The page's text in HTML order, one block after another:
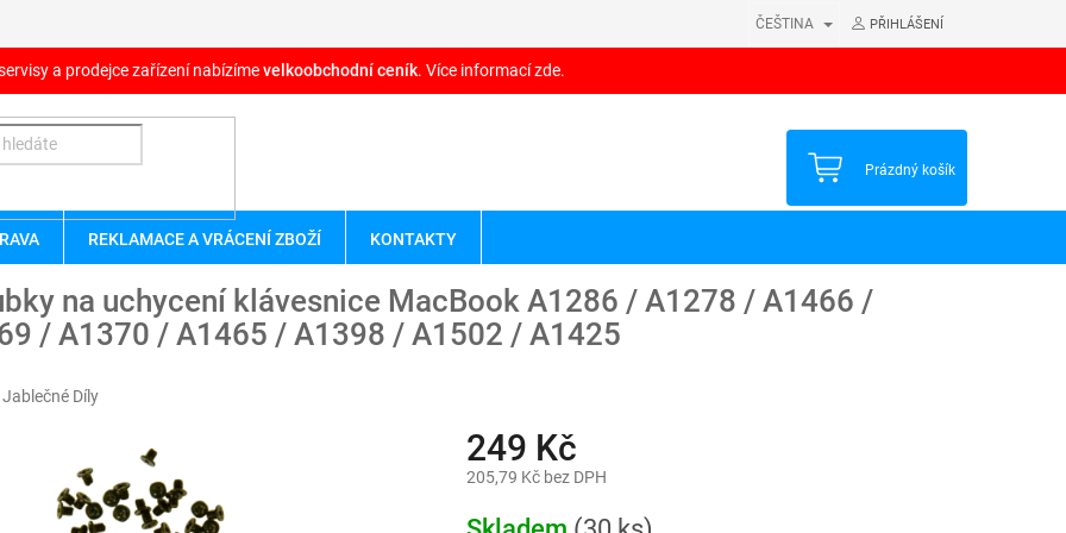
ČEŠTINA PŘIHLÁŠENÍ
a prodejce zařízení nabízímevelkoobchodní ceník. Více informací zde.
NÁKUPNÍ
Prázdný košík
REKLAMACE A VRÁCENÍ ZBOŽÍ KONTAKTY
na uchycení klávesnice MacBook A1286 / A1278 / A1466 /
/ A1370 / A1465 / A1398 / A1502 / A1425
Jablečné Díly
249 Kč
205,79 Kč bez DPH